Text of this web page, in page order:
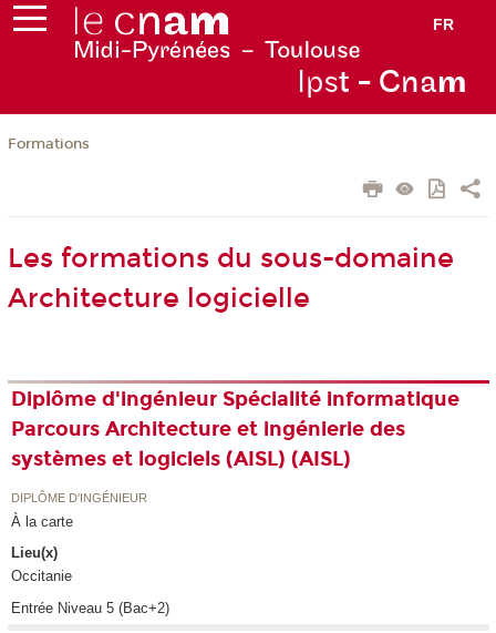
FR
Ipst - Cnam
Formations
Les formations du sous-domaine
Architecture logicielle
Diplôme d'ingénieur Spécialité informatique
Parcours Architecture et ingénierie des
systèmes et logiciels (AISL) (AISL)
DIPLÔME D'INGÉNIEUR
À la carte
Lieu(x)
Occitanie
Entrée Niveau 5 (Bac+2)